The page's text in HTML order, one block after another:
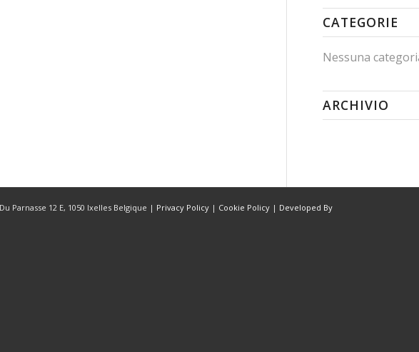
CATEGORIE
Nessuna
ARCHIVIO
Parnasse 12 E, 1050 Ixelles Belgique | Privacy Policy | Cookie Policy | Developed By